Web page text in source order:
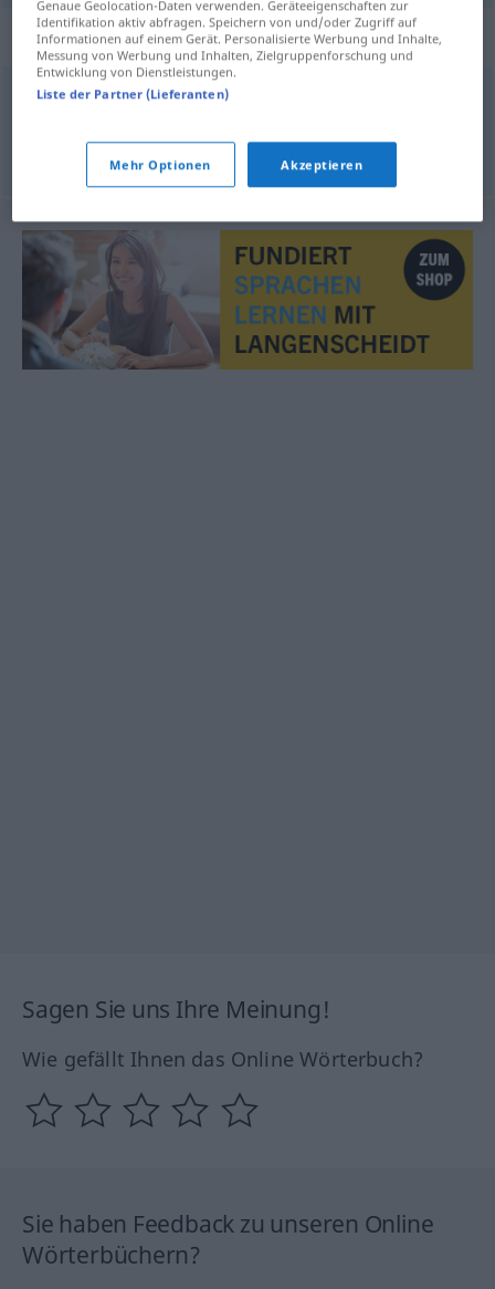
Synonyme für "Haushalt"
© OpenThesaurus.de
Sagen Sie uns Ihre Meinung!
Wie gefällt Ihnen das Online Wörterbuch?
Sie haben Feedback zu unseren Online
Wörterbüchern?
Genaue Geolocation-Daten verwenden. Geräteeigenschaften zur
Identifikation aktiv abfragen. Speichern von und/oder Zugriff auf
Informationen auf einem Gerät. Personalisierte Werbung und Inhalte,
Messung von Werbung und Inhalten, Zielgruppenforschung und
Entwicklung von Dienstleistungen.
Liste der Partner (Lieferanten)
Mehr Optionen Akzeptieren